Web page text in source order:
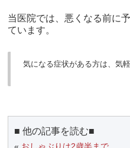
当医院では、悪くなる前に
ています。
気になる症状がある方は、気
■ 他の記事を読む■